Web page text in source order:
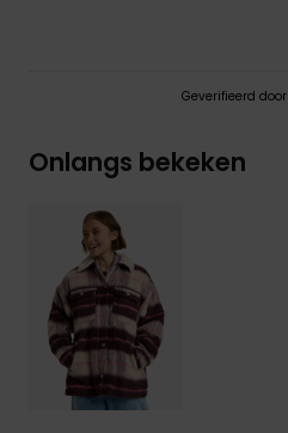
Geverifieerd door
Onlangs bekeken